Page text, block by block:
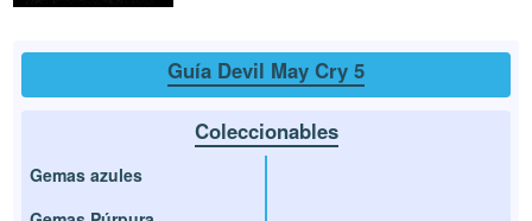
Guía Devil May Cry 5
Coleccionables
Gemas azules